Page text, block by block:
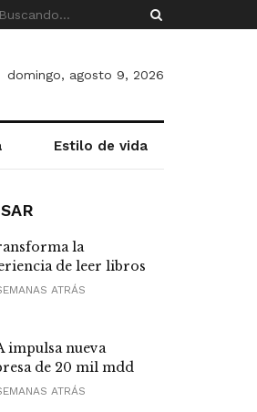
domingo, agosto 9, 2026
Estilo de vida
la
de leer libros
ATRÁS
impulsa nueva
de 20 mil mdd
ATRÁS